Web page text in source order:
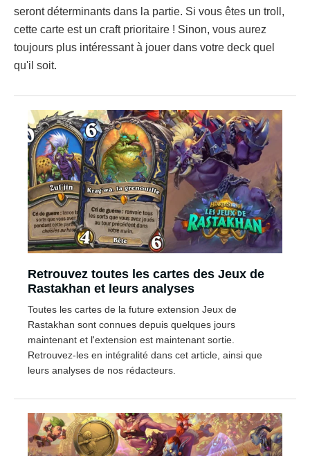
seront déterminants dans la partie. Si vous êtes un troll,
cette carte est un craft prioritaire ! Sinon, vous aurez
toujours plus intéressant à jouer dans votre deck quel
qu'il soit.
Retrouvez toutes les cartes des Jeux de
Rastakhan et leurs analyses
Toutes les cartes de la future extension Jeux de
Rastakhan sont connues depuis quelques jours
maintenant et l'extension est maintenant sortie.
Retrouvez-les en intégralité dans cet article, ainsi que
leurs analyses de nos rédacteurs.